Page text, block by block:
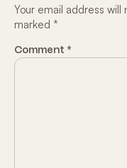
Your email address will
marked *
Comment *